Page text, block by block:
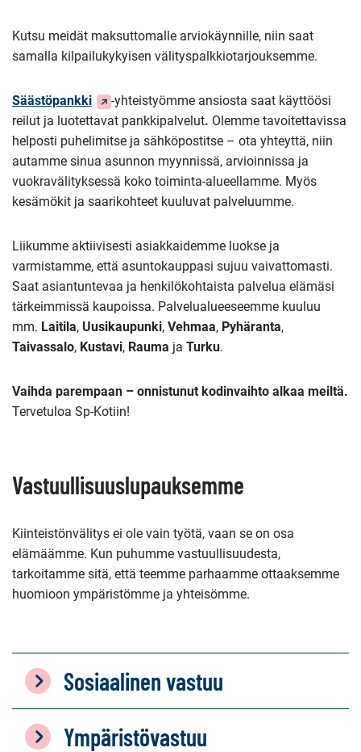
Kutsu meidät maksuttomalle arviokäynnille, niin saat
samalla kilpailukykyisen välityspalkkiotarjouksemme.
Säästöpankki(Siirryt
toiseen
palveluun)
-yhteistyömme ansiosta saat käyttöösi
reilut ja luotettavat pankkipalvelut. Olemme tavoitettavissa
helposti puhelimitse ja sähköpostitse – ota yhteyttä, niin
autamme sinua asunnon myynnissä, arvioinnissa ja
vuokravälityksessä koko toiminta-alueellamme. Myös
kesämökit ja saarikohteet kuuluvat palveluumme.
Liikumme aktiivisesti asiakkaidemme luokse ja
varmistamme, että asuntokauppasi sujuu vaivattomasti.
Saat asiantuntevaa ja henkilökohtaista palvelua elämäsi
tärkeimmissä kaupoissa. Palvelualueeseemme kuuluu
mm. Laitila, Uusikaupunki, Vehmaa, Pyhäranta,
Taivassalo, Kustavi, Rauma ja Turku.
Vaihda parempaan – onnistunut kodinvaihto alkaa meiltä.
Tervetuloa Sp-Kotiin!
Vastuullisuuslupauksemme
Kiinteistönvälitys ei ole vain työtä, vaan se on osa
elämäämme. Kun puhumme vastuullisuudesta,
tarkoitamme sitä, että teemme parhaamme ottaaksemme
huomioon ympäristömme ja yhteisömme.
Sosiaalinen vastuu
Ympäristövastuu